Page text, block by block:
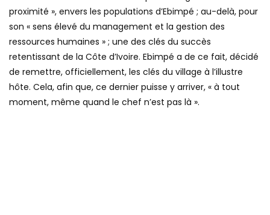
proximité », envers les populations d’Ebimpé ; au-delà, pour
son « sens élevé du management et la gestion des
ressources humaines » ; une des clés du succès
retentissant de la Côte d’Ivoire. Ebimpé a de ce fait, décidé
de remettre, officiellement, les clés du village à l’illustre
hôte. Cela, afin que, ce dernier puisse y arriver, « à tout
moment, même quand le chef n’est pas là ».